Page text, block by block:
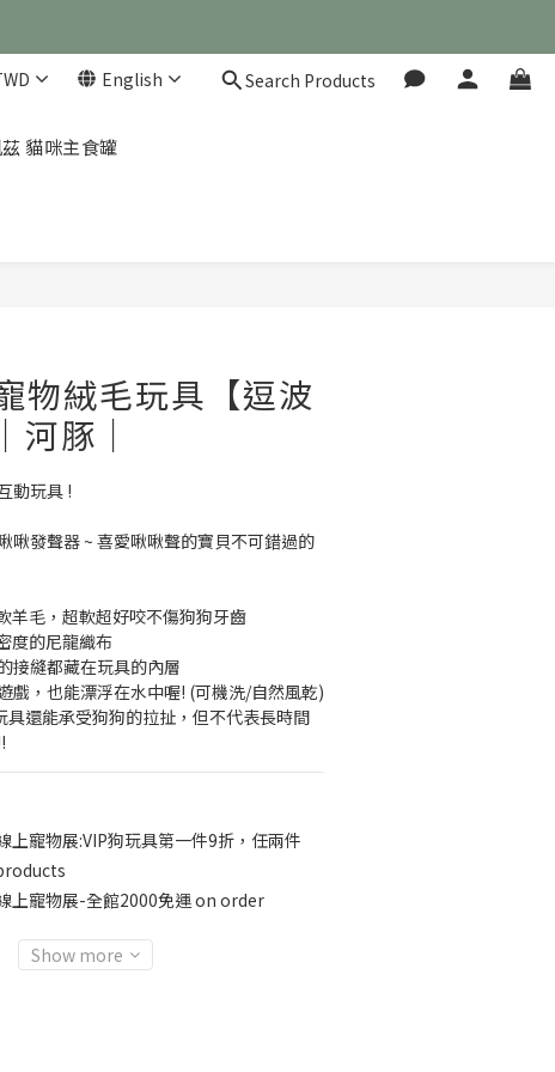
English Search Products
貓咪主食罐
物絨毛玩具【逗波
河豚｜
動玩具 !
啾發聲器 ~ 喜愛啾啾聲的寶貝不可錯過的
羊毛，超軟超好咬不傷狗狗牙齒
度的尼龍織布
接縫都藏在玩具的內層
戲，也能漂浮在水中喔! (可機洗/自然風乾)
具還能承受狗狗的拉扯，但不代表長時間
上寵物展:VIP狗玩具第一件9折，任兩件
上寵物展-全館2000免運 on order
Show more